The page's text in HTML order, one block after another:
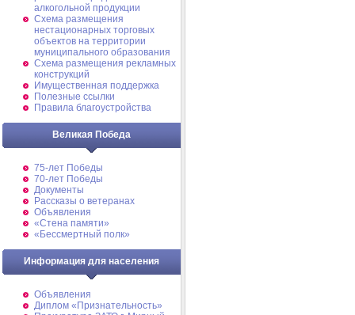
алкогольной продукции
Схема размещения
нестационарных торговых
объектов на территории
муниципального образования
Схема размещения рекламных
конструкций
Имущественная поддержка
Полезные ссылки
Правила благоустройства
Великая Победа
75-лет Победы
70-лет Победы
Документы
Рассказы о ветеранах
Объявления
«Стена памяти»
«Бессмертный полк»
Информация для населения
Объявления
Диплом «Признательность»